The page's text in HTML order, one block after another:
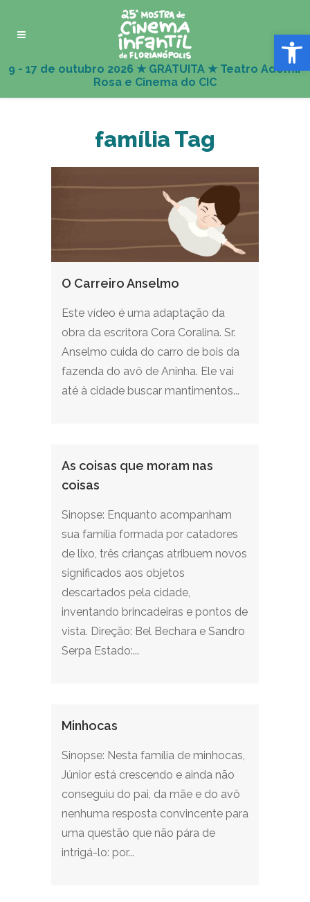
Abrir
família Tag
O Carreiro Anselmo
Este vídeo é uma adaptação da
obra da escritora Cora Coralina. Sr.
Anselmo cuida do carro de bois da
fazenda do avô de Aninha. Ele vai
até à cidade buscar mantimentos...
As coisas que moram nas
coisas
Sinopse: Enquanto acompanham
sua família formada por catadores
de lixo, três crianças atribuem novos
significados aos objetos
descartados pela cidade,
inventando brincadeiras e pontos de
vista. Direção: Bel Bechara e Sandro
Serpa Estado:...
Minhocas
Sinopse: Nesta família de minhocas,
Júnior está crescendo e ainda não
conseguiu do pai, da mãe e do avô
nenhuma resposta convincente para
uma questão que não pára de
intrigá-lo: por...